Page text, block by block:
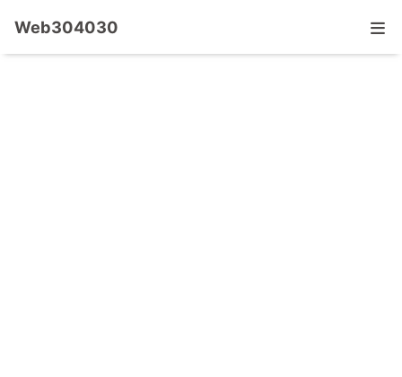
Web304030